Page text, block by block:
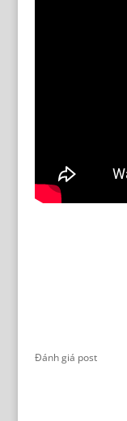
Đánh giá post